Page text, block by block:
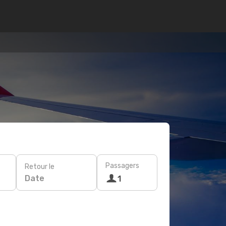
Retour le
Date
Passagers
1